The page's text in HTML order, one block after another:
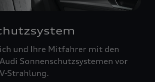
und Ihre Mitfahrer mit den
Sonnenschutzsystemen vor
Strahlung.